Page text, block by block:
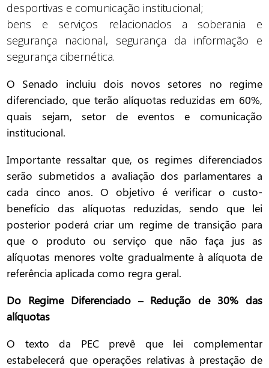
desportivas e comunicação institucional;
bens e serviços relacionados a soberania e
segurança nacional, segurança da informação e
segurança cibernética.
O Senado incluiu dois novos setores no regime
diferenciado, que terão alíquotas reduzidas em 60%,
quais sejam, setor de eventos e comunicação
institucional.
Importante ressaltar que, os regimes diferenciados
serão submetidos a avaliação dos parlamentares a
cada cinco anos. O objetivo é verificar o custo-
benefício das alíquotas reduzidas, sendo que lei
posterior poderá criar um regime de transição para
que o produto ou serviço que não faça jus as
alíquotas menores volte gradualmente à alíquota de
referência aplicada como regra geral.
Do Regime Diferenciado – Redução de 30% das
alíquotas
O texto da PEC prevê que lei complementar
estabelecerá que operações relativas à prestação de